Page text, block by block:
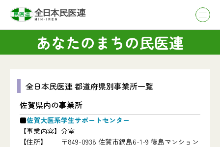
あなたのまちの民医連
全日本民医連 都道府県別事業所一覧
佐賀県内の事業所
佐賀大医系学生サポートセンター
【事業内容】 分室
【住所】
〒849-0938 佐賀市鍋島6-1-9 徳島マンション